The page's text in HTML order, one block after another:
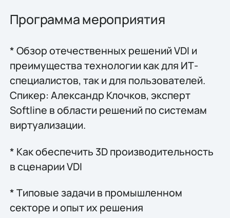
Программа мероприятия
* Обзор отечественных решений VDI и
преимущества технологии как для ИТ-
специалистов, так и для пользователей.
Спикер: Александр Клочков, эксперт
Softline в области решений по системам
виртуализации.
* Как обеспечить 3D производительность
в сценарии VDI
* Типовые задачи в промышленном
секторе и опыт их решения